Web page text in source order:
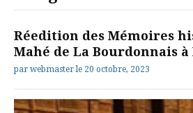
Réedition des Mémoires
Mahé de La Bourdonnais
par webmaster le 20 octobre, 2023